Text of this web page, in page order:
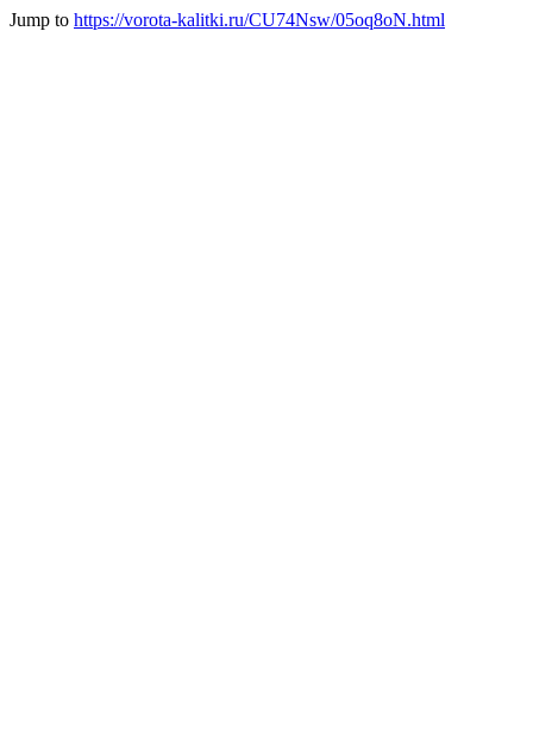
Jump to https://vorota-kalitki.ru/CU74Nsw/05oq8oN.html